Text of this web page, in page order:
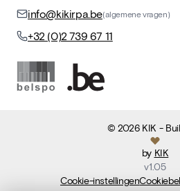
info@kikirpa.be(algemene vragen)
+32 (0)2 739 67 11
©2026 KIK -
by KIK
v1.05
Cookie-instellingen